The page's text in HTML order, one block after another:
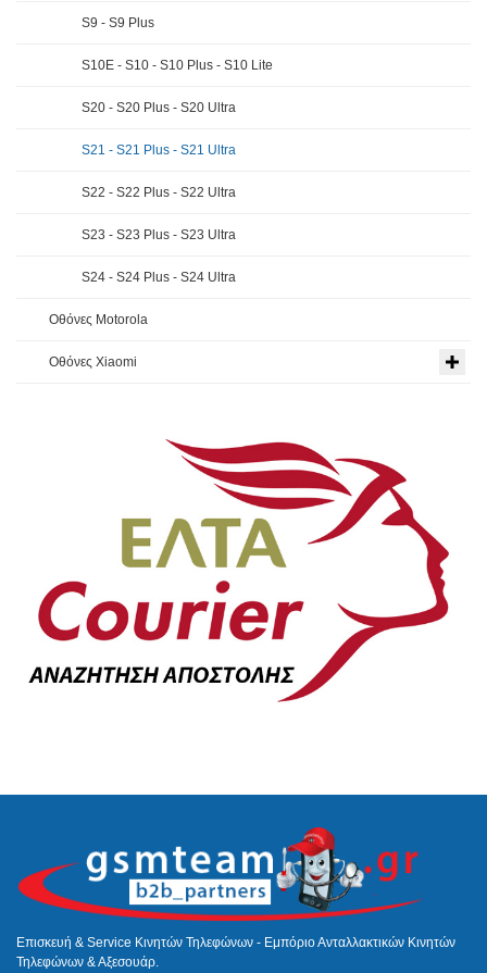
S9 - S9 Plus
S10E - S10 - S10 Plus - S10 Lite
S20 - S20 Plus - S20 Ultra
S21 - S21 Plus - S21 Ultra
S22 - S22 Plus - S22 Ultra
S23 - S23 Plus - S23 Ultra
S24 - S24 Plus - S24 Ultra
Οθόνες Motorola
Οθόνες Xiaomi
Επισκευή & Service Κινητών Τηλεφώνων - Εμπόριο Ανταλλακτικών Κινητών
Τηλεφώνων & Αξεσουάρ.